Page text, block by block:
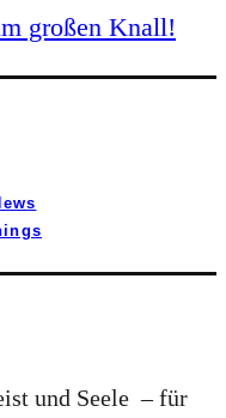
großen Knall!
und Seele – für